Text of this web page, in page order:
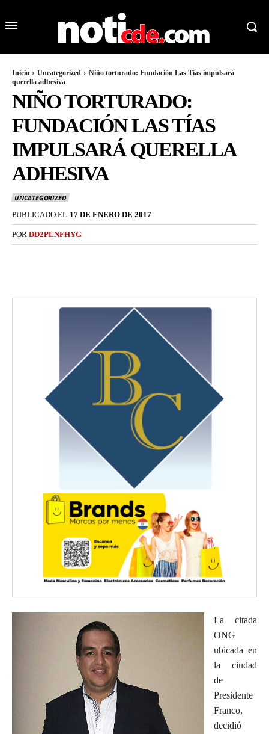
Inicio Uncategorized
Niño torturado: Fundación Las Tías impulsará
querella adhesiva
NIÑO TORTURADO:
FUNDACIÓN LAS TÍAS
IMPULSARÁ QUERELLA
ADHESIVA
UNCATEGORIZED
PUBLICADO EL 17 DE ENERO DE 2017
POR DD2PLNFHYG
La citada
ONG
ubicada en
la ciudad
de
Presidente
Franco,
decidió